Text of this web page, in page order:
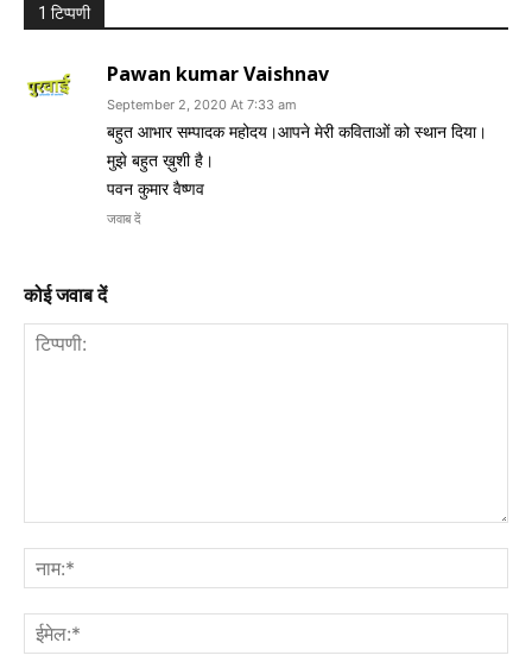
1 टिप्पणी
Pawan kumar Vaishnav
September 2, 2020 At 7:33 am
बहुत आभार सम्पादक महोदय।आपने मेरी कविताओं को स्थान दिया।
मुझे बहुत ख़ुशी है।
पवन कुमार वैष्णव
जवाब दें
कोई जवाब दें